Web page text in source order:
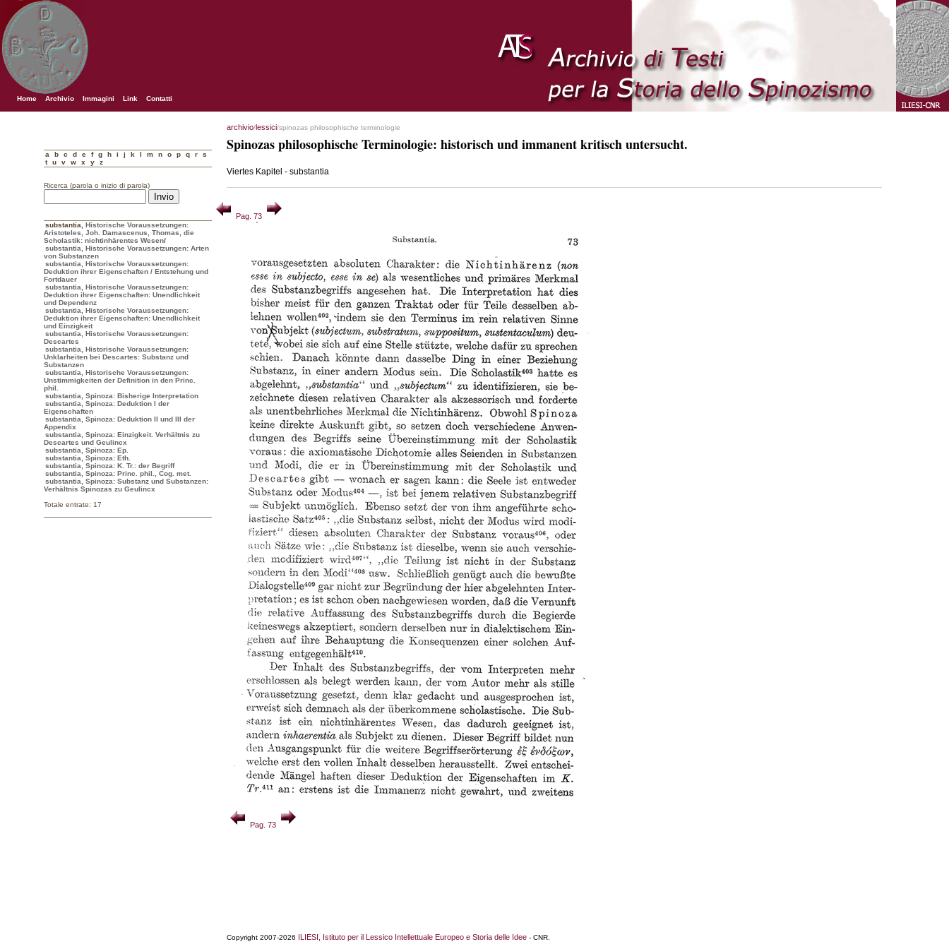
Home Archivio Immagini Link Contatti
a b c d e f g h i j k l m n o p q r
s
t
u v w x y z
Ricerca (parola o inizio di parola)
substantia
Historische Voraussetzungen:
Aristoteles, Joh. Damascenus, Thomas, die
Scholastik: nichtinhärentes Wesen/
substantia, Historische Voraussetzungen: Arten
von Substanzen
substantia, Historische Voraussetzungen:
Deduktion ihrer Eigenschaften / Entstehung und
Fortdauer
substantia, Historische Voraussetzungen:
Deduktion ihrer Eigenschaften: Unendlichkeit
und Dependenz
substantia, Historische Voraussetzungen:
Deduktion ihrer Eigenschaften: Unendlichkeit
und Einzigkeit
substantia, Historische Voraussetzungen:
Descartes
substantia, Historische Voraussetzungen:
Unklarheiten bei Descartes: Substanz und
Substanzen
substantia, Historische Voraussetzungen:
Unstimmigkeiten der Definition in den Princ.
phil.
substantia, Spinoza: Bisherige Interpretation
substantia, Spinoza: Deduktion I der
Eigenschaften
substantia, Spinoza: Deduktion II und III der
Appendix
substantia, Spinoza: Einzigkeit. Verhältnis zu
Descartes und Geulincx
substantia, Spinoza: Ep.
substantia, Spinoza: Eth.
substantia, Spinoza: K. Tr.: der Begriff
substantia, Spinoza: Princ. phil., Cog. met.
substantia, Spinoza: Substanz und Substanzen:
Verhältnis Spinozas zu Geulincx
Totale entrate: 17
archivio/lessici/spinozas philosophische terminologie
Spinozas philosophische Terminologie: historisch und immanent kritisch untersucht.
Viertes Kapitel - substantia
Pag. 73
Pag. 73
Copyright 2007-2026 ILIESI, Istituto per il Lessico Intellettuale Europeo e Storia delle Idee - CNR.